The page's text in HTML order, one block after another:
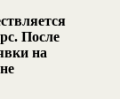
После
на